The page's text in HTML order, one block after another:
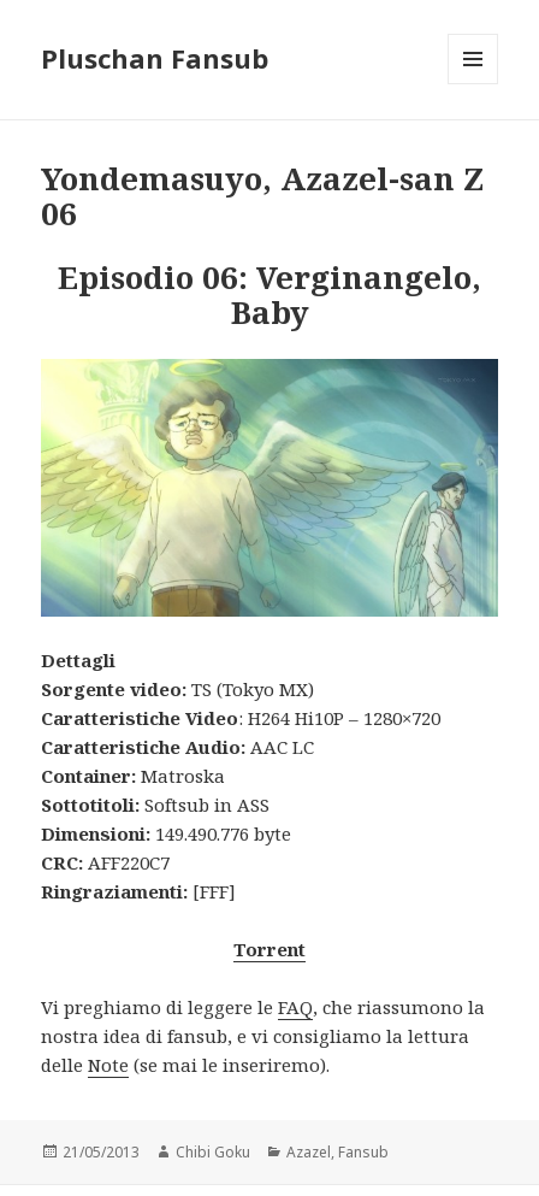
Pluschan Fansub
Yondemasuyo, Azazel-san Z
06
Episodio 06: Verginangelo,
Baby
Dettagli
Sorgente video:TS (Tokyo MX)
Caratteristiche Video: H264 Hi10P – 1280×720
Caratteristiche Audio: AAC LC
Container: Matroska
Sottotitoli: Softsub in ASS
Dimensioni: 149.490.776 byte
CRC: AFF220C7
Ringraziamenti: [FFF]
Torrent
Vi preghiamo di leggere leFAQ, che riassumono la
nostra idea di fansub, e vi consigliamo la lettura
delleNote (se mai le inseriremo).
Posted
21/05/2013 Author
Chibi Goku Categories
Azazel, Fansub